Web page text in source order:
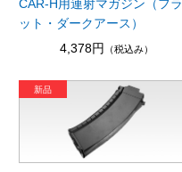
CAR-H用連射マガジン（フラ
ット・ダークアース）
4,378円
（税込み）